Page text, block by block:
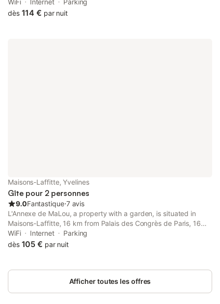
from Palais des Congrès de Paris, as well as 14 km from Arc de
Triomphe.
WiFi Internet
Parking
dès 114 € par nuit
Maisons-Laffitte, Yvelines
Gîte pour 2 personnes
9.0Fantastique⋅7 avis
L'Annexe de MaLou, a property with a garden, is situated in
Maisons-Laffitte, 16 km from Palais des Congrès de Paris, 16
km from Arc de Triomphe, as well as 19 km from Musée de
l'Orangerie.
WiFi Internet
Parking
dès 105 € par nuit
Afficher toutes les offres